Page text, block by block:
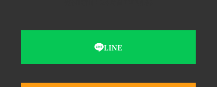
LINE